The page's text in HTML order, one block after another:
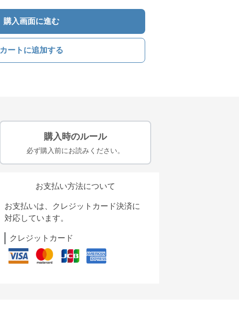
購入画面に進む
カートに追加する
購入時のルール
必ず購入前にお読みください。
お支払い方法について
お支払いは、クレジットカード決済に
対応しています。
クレジットカード